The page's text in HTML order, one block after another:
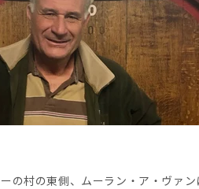
の村の東側、ムーラン・ア・ヴァ